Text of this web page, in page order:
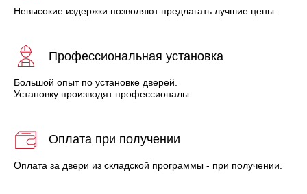
Невысокие издержки позволяют предлагать лучшие цены.
Профессиональная установка
Большой опыт по установке дверей.
Установку производят профессионалы.
Оплата при получении
Оплата за двери из складской программы - при получении.